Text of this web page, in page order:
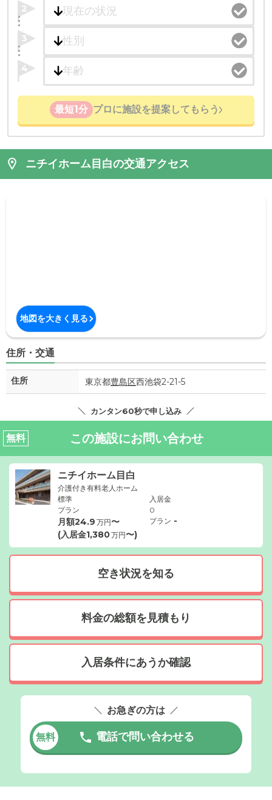
2
3
4
最短1分 プロに施設を提案してもらう
ニチイホーム目白の交通アクセス
地図を大きく見る
住所・交通
住所 東京都豊島区西池袋2-21-5
カンタン60秒で申し込み
無料 この施設にお問い合わせ
ニチイホーム目白
介護付き有料老人ホーム
標準
プラン
月額24.9 万円〜
(入居金1,380万円〜)
入居金
0
プラン -
空き状況を知る
料金の総額を見積もり
入居条件にあうか確認
お急ぎの方は
無料 電話で問い合わせる